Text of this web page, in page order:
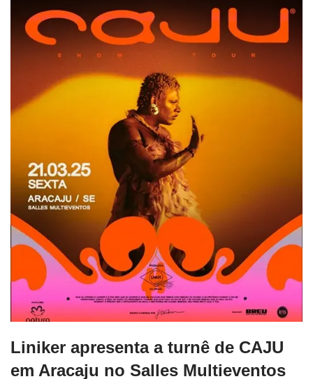
Liniker apresenta a turnê de CAJU
em Aracaju no Salles Multieventos